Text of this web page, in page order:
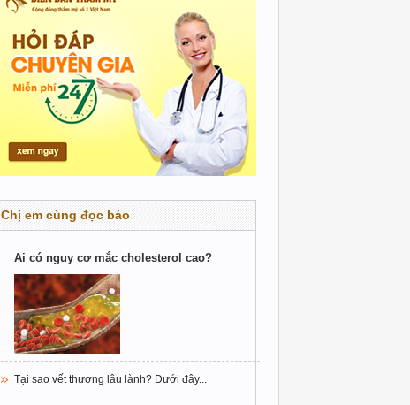
Chị em cùng đọc báo
Ai có nguy cơ mắc cholesterol cao?
Tại sao vết thương lâu lành? Dưới đây...